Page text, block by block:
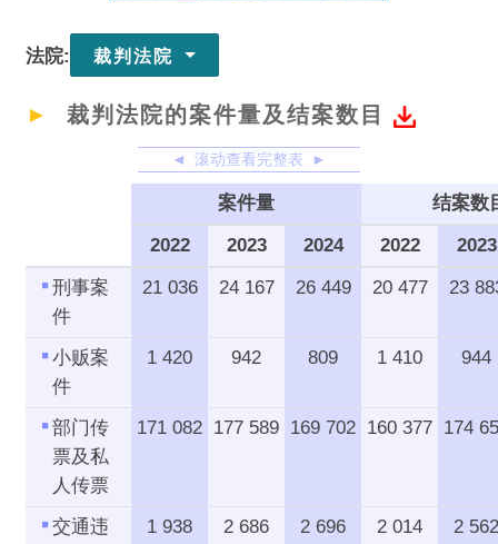
调解工作小组成员名单
法庭使用者委员会成员名单
在法院运作中更广泛地运用科技
司法培训
参观司法机构的次数/人数
2023年至2024年度司法机构的开
支及收入
有关法官和司法人员的投诉
有关司法机构政务处的投诉
图片集
法院: 裁判法院
► 裁判法院的案件量及结案数目
滚动查看完整表
案件量
结案数
2022
2023 2024 2022
2023
刑事案
件
21 036 24 167 26 449 20 477 23
小贩案
件
1 420 942 809 1 410 944
部门传
票及私
人传票
171 082 177 589 169 702 160 377 174
交通违
1 938 2 686 2 696 2 014 2 562